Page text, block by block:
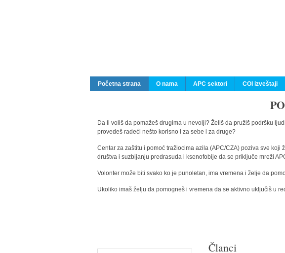
Početna strana
O nama APC sektori COI izveštaji
Da li voliš da pomažeš drugima u nevolji? Želiš da pružiš podršku
provedeš radeći nešto korisno i za sebe i za druge?
Centar za zaštitu i pomoć tražiocima azila (APC/CZA) poziva sve
društva i suzbijanju predrasuda i ksenofobije da se priključe mreži
Volonter može biti svako ko je punoletan, ima vremena i želje da
Ukoliko imaš želju da pomogneš i vremena da se aktivno uključiš u
Članci